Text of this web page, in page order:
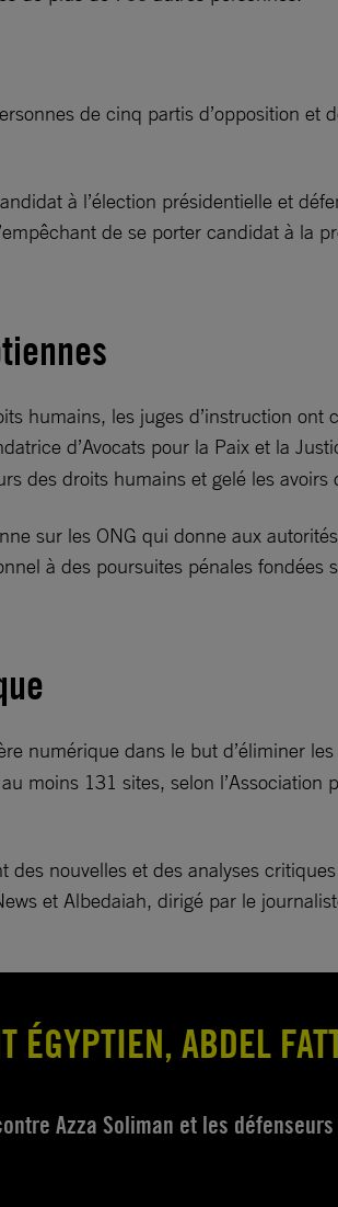
de cinq partis d’opposition
à l’élection présidentielle et
de se porter candidat à la
humains, les juges d’instruction
d’Avocats pour la Paix et la
des droits humains et gelé les
sur les ONG qui donne aux
à des poursuites pénales fondées
numérique dans le but d’éliminer
moins 131 sites, selon
nouvelles et des analyses
et Albedaiah, dirigé par le
ÉGYPTIEN, ABDEL
Azza Soliman et les défenseurs